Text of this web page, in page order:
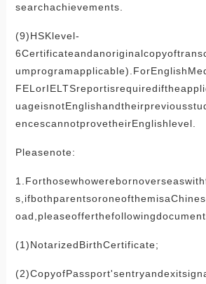
searchachievements.
(9)HSKlevel-
encescannotprovetheirEnglishlevel.
Pleasenote:
(1)NotarizedBirthCertificate;